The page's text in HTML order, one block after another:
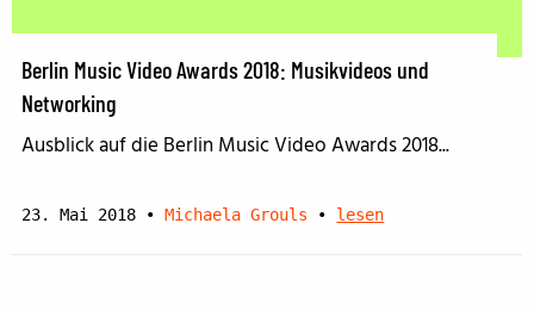
Berlin Music Video Awards 2018: Musikvideos und
Networking
Ausblick auf die Berlin Music Video Awards 2018...
23. Mai 2018 • Michaela Grouls • lesen